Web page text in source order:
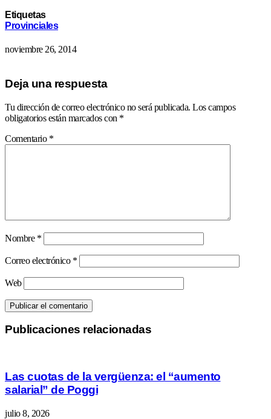
Etiquetas
Provinciales
noviembre 26, 2014
Deja una respuesta
Tu dirección de correo electrónico no será publicada. Los campos
obligatorios están marcados con *
Comentario *
Nombre *
Correo electrónico *
Web
Publicaciones relacionadas
Las cuotas de la vergüenza: el “aumento
salarial” de Poggi
julio 8, 2026